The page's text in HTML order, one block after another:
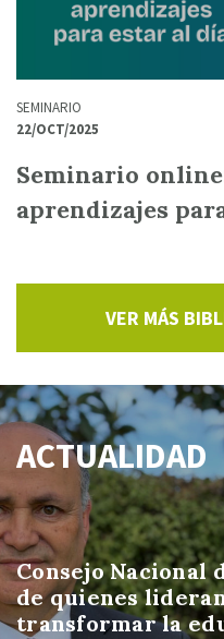
SEMINARIO
22/OCT/2025
Seminario
aprendizajes
VER MÁS
ACTUALIDAD
Consejo Nacional
de quienes
transformar la